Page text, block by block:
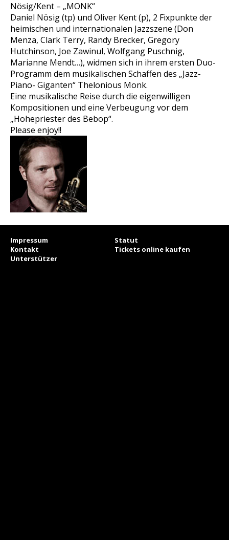
Nösig/Kent – „MONK“
Daniel Nösig (tp) und Oliver Kent (p), 2 Fixpunkte der
heimischen und internationalen Jazzszene (Don
Menza, Clark Terry, Randy Brecker, Gregory
Hutchinson, Joe Zawinul, Wolfgang Puschnig,
Marianne Mendt…), widmen sich in ihrem ersten Duo-
Programm dem musikalischen Schaffen des „Jazz-
Piano- Giganten“ Thelonious Monk.
Eine musikalische Reise durch die eigenwilligen
Kompositionen und eine Verbeugung vor dem
„Hohepriester des Bebop“.
Please enjoy!!
Impressum
Statut
Kontakt
Tickets online kaufen
Unterstützer